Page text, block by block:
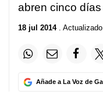
abren cinco
18 jul 2014.
Añade a La Voz de